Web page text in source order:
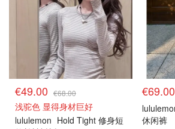
€49.00 €68.00
浅驼色 显得身材巨好
lululemon Hold Tight 修身短
€69.00
休闲裤